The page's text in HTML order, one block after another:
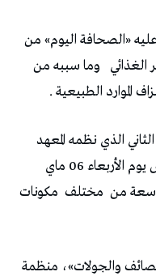
«الصحافة اليوم» من
الغذائي
وما سببه من
الموارد الطبيعية .
الذي نظمه المعهد
الوطني للاستهلاك بمقر البلدية بتونس يوم الأربعاء 06 ماي
مختلف مكونات
والجولات»، منظمة